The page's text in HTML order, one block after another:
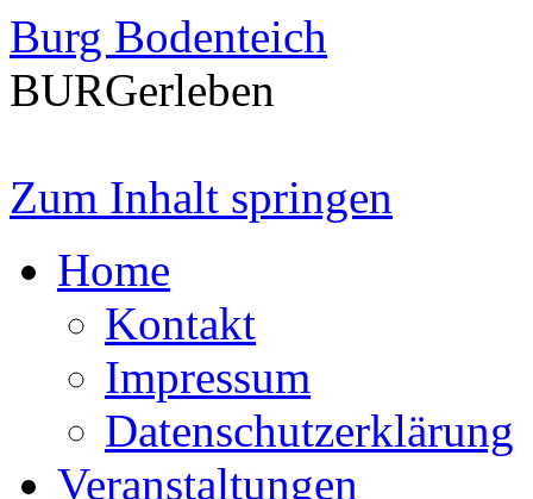
Burg Bodenteich
BURGerleben
Zum Inhalt springen
Home
Kontakt
Impressum
Datenschutzerklärung
Veranstaltungen